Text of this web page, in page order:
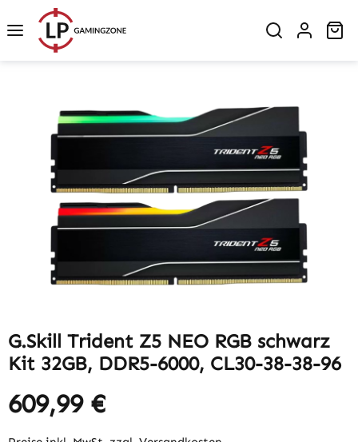
Zum Hauptinhalt springen
Bildergalerie überspringen
G.Skill Trident Z5 NEO RGB schwarz
Kit 32GB, DDR5-6000, CL30-38-38-96
Regulärer Preis:
609,99 €